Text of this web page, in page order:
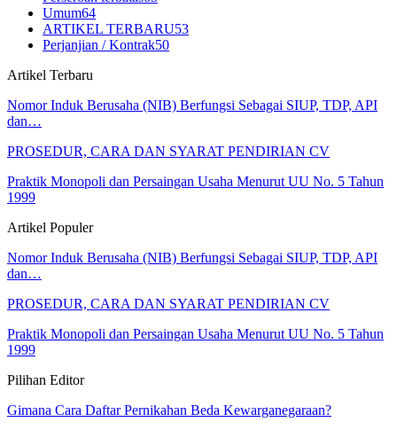
Umum64
ARTIKEL TERBARU53
Perjanjian / Kontrak50
Artikel Terbaru
Nomor Induk Berusaha (NIB) Berfungsi Sebagai SIUP, TDP, API
dan…
PROSEDUR, CARA DAN SYARAT PENDIRIAN CV
Praktik Monopoli dan Persaingan Usaha Menurut UU No. 5 Tahun
1999
Artikel Populer
Nomor Induk Berusaha (NIB) Berfungsi Sebagai SIUP, TDP, API
dan…
PROSEDUR, CARA DAN SYARAT PENDIRIAN CV
Praktik Monopoli dan Persaingan Usaha Menurut UU No. 5 Tahun
1999
Pilihan Editor
Gimana Cara Daftar Pernikahan Beda Kewarganegaraan?